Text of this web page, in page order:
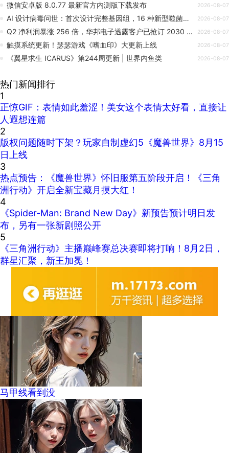
微信安卓版 8.0.77 最新官方内测版下载发布 2026-08-07
AI 设计病毒问世：首次设计完整基因组，16 种新型噬菌体可杀死大肠杆菌 2026-08-07
Q2 净利润暴涨 256 倍，华邦电子透露客户已抢订 2030 年存储产能 2026-08-07
触摸系统更新！瑟瑟游戏《嗜血印》大更新上线 2026-08-07
《翼星求生 ICARUS》第244周更新 | 世界内鱼类 2026-08-07
热门新闻排行
1
正惊GIF：表情如此羞涩！美女这个表情太好看，直接让
人遐想连篇
2
版权问题随时下架？玩家自制虚幻5《魔兽世界》8月15
日上线
3
热点预告：《魔兽世界》怀旧服第五阶段开启！《三角
洲行动》开启全新宝藏月摸大红！
4
《Spider-Man: Brand New Day》新预告预计明日发
布，另有一张新剧照公开
5
《三角洲行动》主播巅峰赛总决赛即将打响！8月2日，
群星汇聚，新王加冕！
马甲线看到没